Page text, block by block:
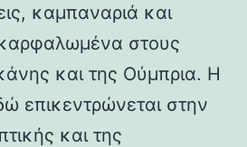
καμπαναριά και
στους
και της Ούμπρια. Η
επικεντρώνεται στην
και της